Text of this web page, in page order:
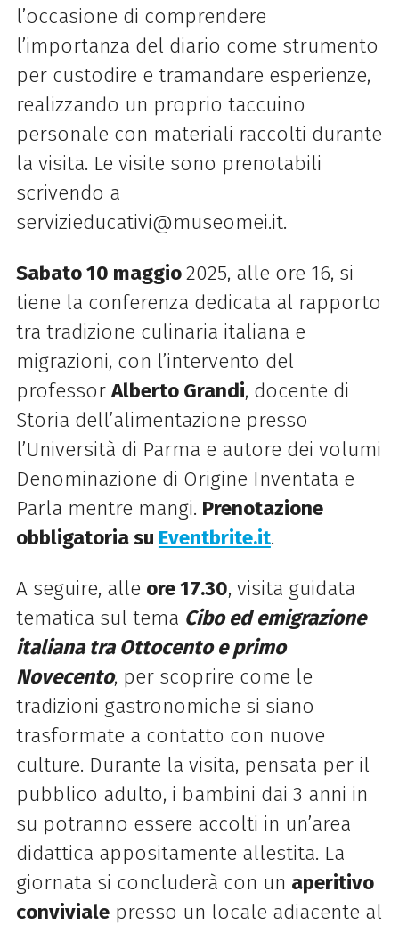
l’occasione di comprendere
l’importanza del diario come strumento
per custodire e tramandare esperienze,
realizzando un proprio taccuino
personale con materiali raccolti durante
la visita. Le visite sono prenotabili
scrivendo a
servizieducativi@museomei.it.
Sabato 10 maggio2025, alle ore 16, si
tiene la conferenza dedicata al rapporto
tra tradizione culinaria italiana e
migrazioni, con l’intervento del
professorAlberto Grandi, docente di
Storia dell’alimentazione presso
l’Università di Parma e autore dei volumi
Denominazione di Origine Inventata e
Parla mentre mangi. Prenotazione
obbligatoria su Eventbrite.it.
A seguire, alle ore 17.30, visita guidata
tematica sul tema Cibo ed emigrazione
italiana tra Ottocento e primo
Novecento, per scoprire come le
tradizioni gastronomiche si siano
trasformate a contatto con nuove
culture. Durante la visita, pensata per il
pubblico adulto, i bambini dai 3 anni in
su potranno essere accolti in un’area
didattica appositamente allestita. La
giornata si concluderà con un aperitivo
convivialepresso un locale adiacente al